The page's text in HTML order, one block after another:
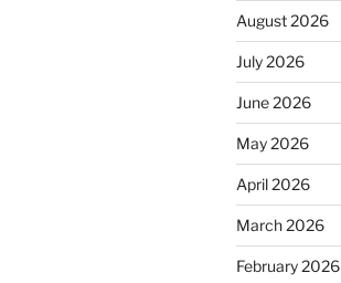
August 2026
July 2026
June 2026
May 2026
April 2026
March 2026
February 2026